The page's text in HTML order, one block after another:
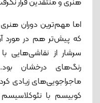
هنری و منتقدین قرار
اما مهم‌ترین دوران
که پیش‌تر هم در مورد
سرشار از نقاشی‌هایی
رنگ‌های درخشان
ماجراجویی‌های زیادی
کوبیسم با